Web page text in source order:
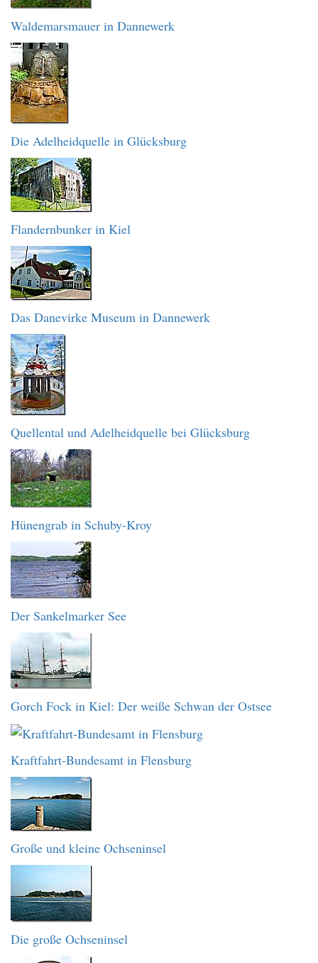
Waldemarsmauer in Dannewerk
Die Adelheidquelle in Glücksburg
Flandernbunker in Kiel
Das Danevirke Museum in Dannewerk
Quellental und Adelheidquelle bei Glücksburg
Hünengrab in Schuby-Kroy
Der Sankelmarker See
Gorch Fock in Kiel: Der weiße Schwan der Ostsee
Kraftfahrt-Bundesamt in Flensburg
Große und kleine Ochseninsel
Die große Ochseninsel